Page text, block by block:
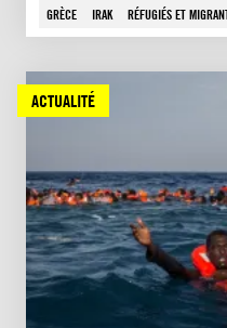
GRÈCE IRAK RÉFUGIÉS ET
ACTUALITÉ